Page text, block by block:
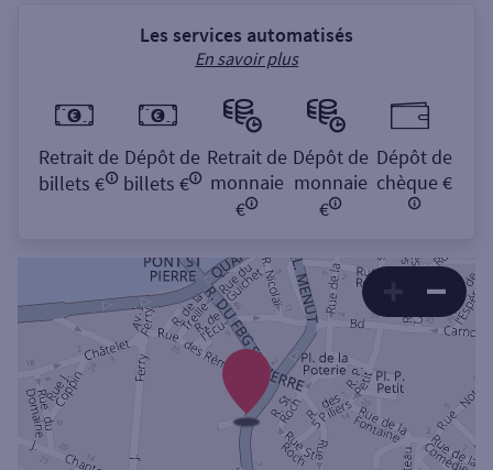
Les services automatisés
En savoir plus
Retrait de
billets €
Dépôt de
billets €
Retrait de
monnaie
€
Dépôt de
monnaie
€
Dépôt de
chèque €